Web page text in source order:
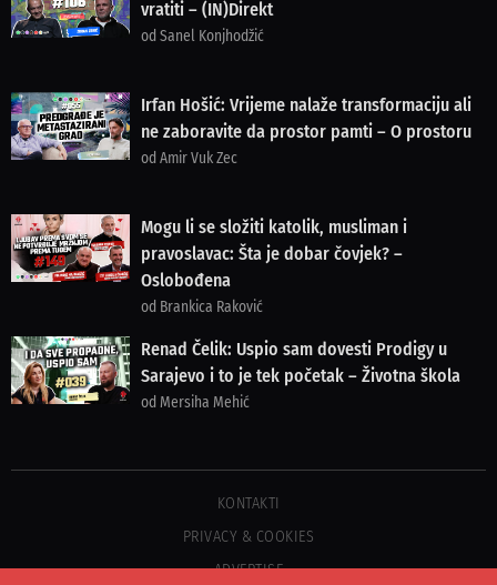
vratiti – (IN)Direkt
od Sanel Konjhodžić
Irfan Hošić: Vrijeme nalaže transformaciju ali
ne zaboravite da prostor pamti – O prostoru
od Amir Vuk Zec
Mogu li se složiti katolik, musliman i
pravoslavac: Šta je dobar čovjek? –
Oslobođena
od Brankica Raković
Renad Čelik: Uspio sam dovesti Prodigy u
Sarajevo i to je tek početak – Životna škola
od Mersiha Mehić
KONTAKTI
PRIVACY & COOKIES
ADVERTISE